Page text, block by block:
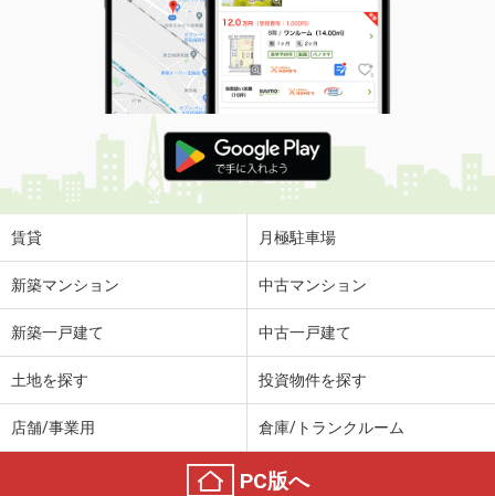
賃貸 月極駐車場
新築マンション 中古マンション
新築一戸建て 中古一戸建て
土地を探す 投資物件を探す
店舗/事業用 倉庫/トランクルーム
PC版へ